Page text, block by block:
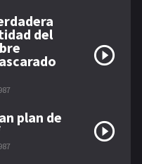
del
plan de